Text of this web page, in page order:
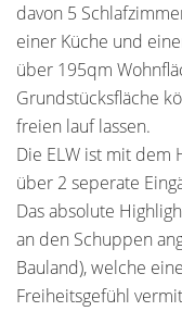
davon 5
einer Küche und
über 195qm
Grundstücksfläche
freien lauf lassen.
Die ELW ist mit dem
über 2 seperate
Das absolute
an den Schuppen
Bauland), welche
Freiheitsgefühl